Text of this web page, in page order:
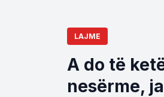
LAJME
A do të
nesërme,